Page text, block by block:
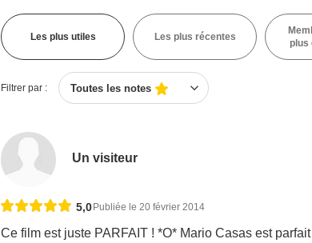
Les plus utiles Les plus récentes
plus
Filtrer par : Toutes les notes
Un visiteur
5,0 Publiée le 20 février 2014
Ce film est juste PARFAIT ! *O* Mario Casas est